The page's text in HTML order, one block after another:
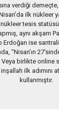
verdiği
ilk nükleer
tesis
aynı akşam
Erdoğan ise
“Nisan’ın
birlikte online
ilk adımını
kullanmıştır.